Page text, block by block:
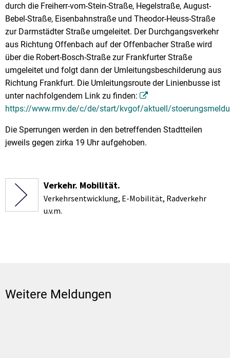
durch die Freiherr-vom-Stein-Straße, Hegelstraße, August-
Bebel-Straße, Eisenbahnstraße und Theodor-Heuss-Straße
zur Darmstädter Straße umgeleitet. Der Durchgangsverkehr
aus Richtung Offenbach auf der Offenbacher Straße wird
über die Robert-Bosch-Straße zur Frankfurter Straße
umgeleitet und folgt dann der Umleitungsbeschilderung aus
Richtung Frankfurt. Die Umleitungsroute der Linienbusse ist
unter nachfolgendem Link zu finden:
https://www.rmv.de/c/de/start/kvgof/aktuell/
Die Sperrungen werden in den betreffenden Stadtteilen
jeweils gegen zirka 19 Uhr aufgehoben.
Verkehr. Mobilität.
Verkehrsentwicklung, E-Mobilität, Radverkehr
u.v.m.
Weitere Meldungen